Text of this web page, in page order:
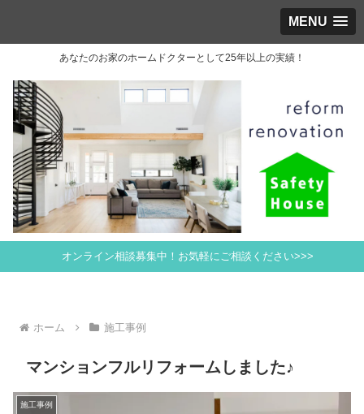
MENU
あなたのお家のホームドクターとして25年以上の実績！
オンライン相談募集中！お気軽にご相談ください>>>
ホーム 施工事例
マンションフルリフォームしました♪
施工事例